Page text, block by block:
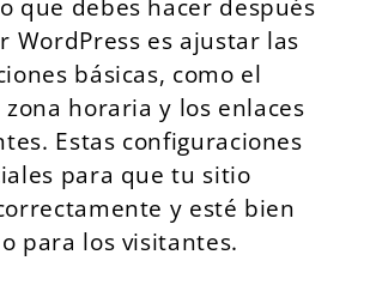
que debes hacer después
WordPress es ajustar las
básicas, como el
horaria y los enlaces
Estas configuraciones
para que tu sitio
y esté bien
para los visitantes.